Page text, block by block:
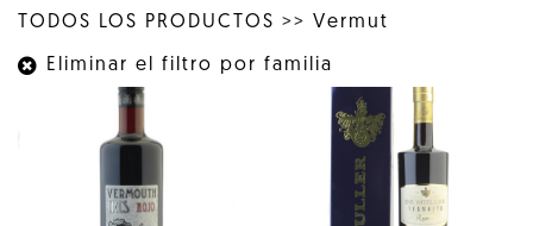
TODOS LOS PRODUCTOS >> Vermut
Eliminar el filtro por familia